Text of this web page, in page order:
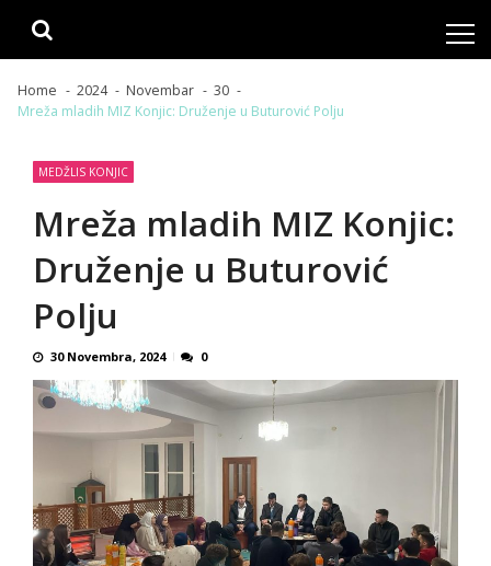
Home 2024 Novembar
30
Mreža mladih MIZ Konjic: Druženje u Buturović Polju
MEDŽLIS KONJIC
Mreža mladih MIZ Konjic:
Druženje u Buturović
Polju
30 Novembra, 2024 0